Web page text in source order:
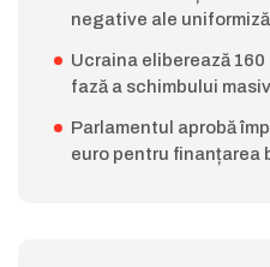
negative ale
Ucraina eliberează
fază a schimbului masiv
Parlamentul aprobă
euro pentru finanțarea